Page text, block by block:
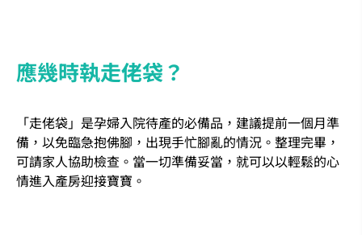
應幾時執走佬袋？
「走佬袋」是孕婦入院待產的必備品，建議提前一個月準
備，以免臨急抱佛腳，出現手忙腳亂的情況。整理完畢，
可請家人協助檢查。當一切準備妥當，就可以以輕鬆的心
情進入產房迎接寶寶。